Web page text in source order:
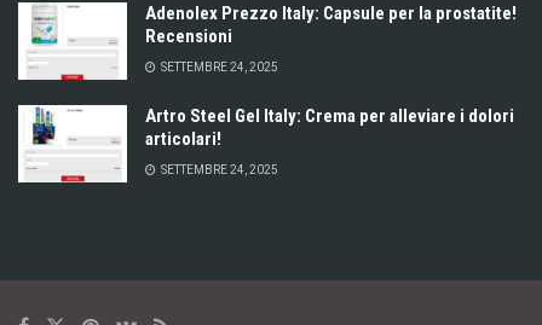
Adenolex Prezzo Italy: Capsule per la prostatite!
Recensioni
SETTEMBRE 24, 2025
Artro Steel Gel Italy: Crema per alleviare i dolori
articolari!
SETTEMBRE 24, 2025